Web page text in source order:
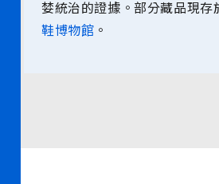
婪統治的證據。部分藏品現存
鞋博物館 。